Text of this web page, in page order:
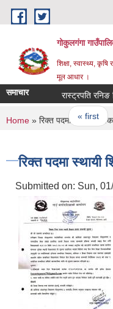
Skip to main content
गोकुलगंगा
शिक्षा, स्वास्थ्य, कृषि र
मूल आधार ।
समाचार रास्ट्रपति रनिङ
Pages
« first
You are here
Home » रिक्त पदमा स्थायी
रिक्त पदमा स्थायी
Submitted on: Sun,